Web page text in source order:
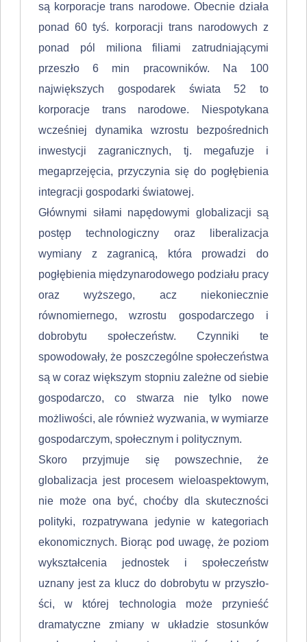
są korporacje trans narodowe. Obecnie działa
ponad 60 tyś. korporacji trans narodowych z
ponad pól miliona filiami zatrudniającymi
przeszło 6 min pracowników. Na 100
największych gospodarek świata 52 to
korporacje trans narodowe. Niespotykana
wcześniej dynamika wzrostu bezpośrednich
inwestycji zagranicznych, tj. megafuzje i
megaprzejęcia, przyczynia się do pogłębienia
inte­gracji gospodarki światowej.
Głównymi siłami napędowymi globalizacji są
postęp technologiczny oraz liberalizacja
wymiany z zagranicą, która prowadzi do
pogłębienia międzynarodowego podziału pracy
oraz wyższego, acz niekoniecznie
równomiernego, wzrostu gospodarczego i
dobrobytu społe­czeństw. Czynniki te
spowodowały, że poszczególne społeczeństwa
są w coraz większym stopniu zależne od siebie
gospodarczo, co stwarza nie tylko nowe
możliwości, ale również wyzwania, w wymiarze
gospodarczym, społecznym i politycznym.
Skoro przyjmuje się powszechnie, że
globalizacja jest procesem wielo­aspektowym,
nie może ona być, choćby dla skuteczności
polityki, rozpatrywana jedynie w kategoriach
ekonomicznych. Biorąc pod uwagę, że poziom
wykształ­cenia jednostek i społeczeństw
uznany jest za klucz do dobrobytu w przyszło­
ści, w której technologia może przynieść
dramatyczne zmiany w układzie sto­sunków